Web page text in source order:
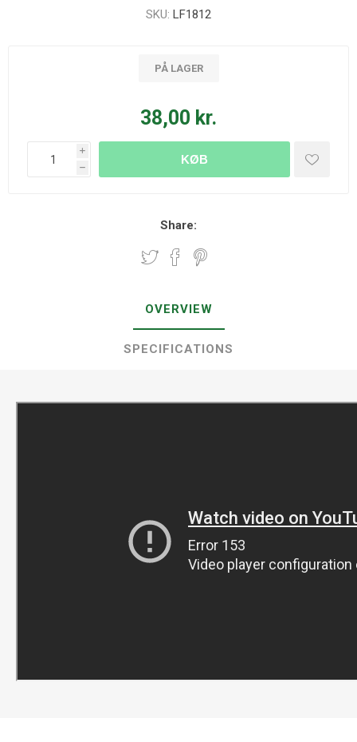
SKU: LF1812
PÅ LAGER
38,00 kr.
i
h
KØB
Share:
OVERVIEW
SPECIFICATIONS